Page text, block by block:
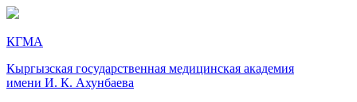
КГМА
Кыргызская государственная медицинская академия
имени И. К. Ахунбаева